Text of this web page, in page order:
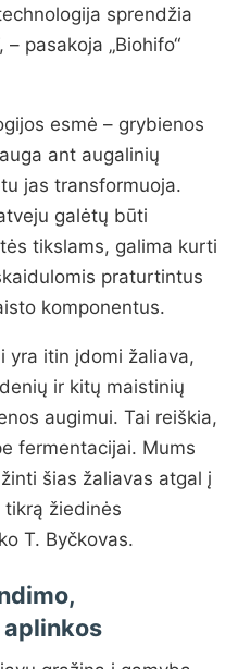
sprendžia
pasakoja „Biohifo“
esmė – grybienos
ant augalinių
jas transformuoja.
galėtų būti
tikslams, galima kurti
praturtintus
komponentus.
yra itin įdomi žaliava,
ir kitų maistinių
augimui. Tai reiškia,
fermentacijai. Mums
šias žaliavas atgal į
žiedinės
T. Byčkovas.